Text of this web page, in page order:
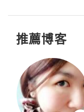
推薦博客